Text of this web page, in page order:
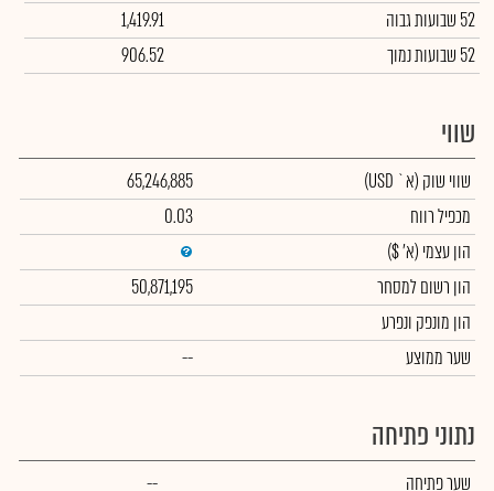
52 שבועות גבוה
1,419.91
52 שבועות נמוך
906.52
שווי
שווי שוק (א` USD)
65,246,885
מכפיל רווח
0.03
הון עצמי (א' $)
הון רשום למסחר
50,871,195
הון מונפק ונפרע
שער ממוצע
--
נתוני פתיחה
שער פתיחה --